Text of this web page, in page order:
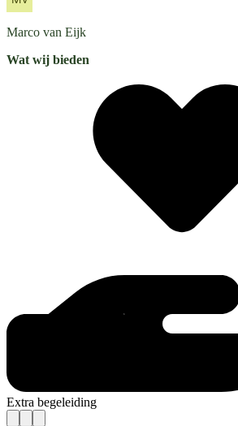
Marco van Eijk
Wat wij bieden
Extra begeleiding